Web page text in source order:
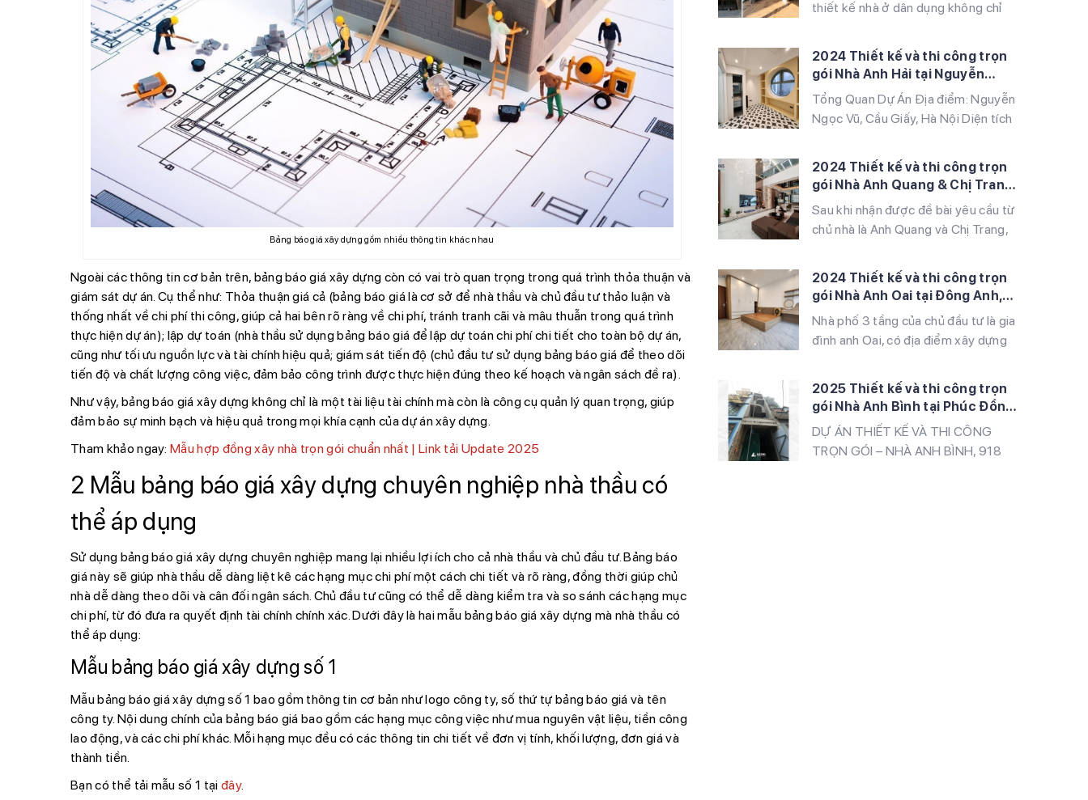
Bảng báo giá xây dựng gồm nhiều thông tin khác nhau
Ngoài các thông tin cơ bản trên, bảng báo giá xây dựng còn có vai trò quan trọng trong quá trình thỏa thuận và
giám sát dự án. Cụ thể như: Thỏa thuận giá cả (bảng báo giá là cơ sở để nhà thầu và chủ đầu tư thảo luận và
thống nhất về chi phí thi công, giúp cả hai bên rõ ràng về chi phí, tránh tranh cãi và mâu thuẫn trong quá trình
thực hiện dự án); lập dự toán (nhà thầu sử dụng bảng báo giá để lập dự toán chi phí chi tiết cho toàn bộ dự án,
cũng như tối ưu nguồn lực và tài chính hiệu quả; giám sát tiến độ (chủ đầu tư sử dụng bảng báo giá để theo dõi
tiến độ và chất lượng công việc, đảm bảo công trình được thực hiện đúng theo kế hoạch và ngân sách đề ra).
Như vậy, bảng báo giá xây dựng không chỉ là một tài liệu tài chính mà còn là công cụ quản lý quan trọng, giúp
đảm bảo sự minh bạch và hiệu quả trong mọi khía cạnh của dự án xây dựng.
Tham khảo ngay:Mẫu hợp đồng xây nhà trọn gói chuẩn nhất | Link tải Update 2025
2 Mẫu bảng báo giá xây dựng chuyên nghiệp nhà thầu có
thể áp dụng
Sử dụng bảng báo giá xây dựng chuyên nghiệp mang lại nhiều lợi ích cho cả nhà thầu và chủ đầu tư. Bảng báo
giá này sẽ giúp nhà thầu dễ dàng liệt kê các hạng mục chi phí một cách chi tiết và rõ ràng, đồng thời giúp chủ
nhà dễ dàng theo dõi và cân đối ngân sách. Chủ đầu tư cũng có thể dễ dàng kiểm tra và so sánh các hạng mục
chi phí, từ đó đưa ra quyết định tài chính chính xác. Dưới đây là hai mẫu bảng báo giá xây dựng mà nhà thầu có
thể áp dụng:
Mẫu bảng báo giá xây dựng số 1
Mẫu bảng báo giá xây dựng số 1 bao gồm thông tin cơ bản như logo công ty, số thứ tự bảng báo giá và tên
công ty. Nội dung chính của bảng báo giá bao gồm các hạng mục công việc như mua nguyên vật liệu, tiền công
lao động, và các chi phí khác. Mỗi hạng mục đều có các thông tin chi tiết về đơn vị tính, khối lượng, đơn giá và
thành tiền.
Bạn có thể tải mẫu số 1 tại đây.
Đây là một trong những […]
thiết kế nhà ở dân dụng không chỉ
chú trọng đến sự tiện nghi, bền
vững. Dự án nhà anh Minh tại Tứ Liên,
Tây Hồ là một minh chứng tiêu biểu
cho sự kết hợp hài hòa giữa nét […]
2024 Thiết kế và thi công trọn
gói Nhà Anh Hải tại Nguyễn
Ngọc Vũ, Cầu Giấy, Hà Nội
Tổng Quan Dự Án Địa điểm: Nguyễn
Ngọc Vũ, Cầu Giấy, Hà Nội Diện tích
5 tầng Phong cách thiết kế: Tối giản
và hiện đại Vật liệu chính: Sàn vân
gỗ, kính cường lực Thời gian thi
công: 5 tháng Ngôi nhà của anh Hải
được […]
2024 Thiết kế và thi công trọn
gói Nhà Anh Quang & Chị Trang
tại Khu Đô Thị Louis Hoàng Mai,
Hà Nội
Sau khi nhận được đề bài yêu cầu từ
chủ nhà là Anh Quang và Chị Trang,
tưởng và bàn giao bản thiết kế hoàn
chỉnh đến tay Chủ đầu tư. Sau khi
được duyệt, chúng tôi đã làm việc
với Ban quản lý Khu đô thị để […]
2024 Thiết kế và thi công trọn
gói Nhà Anh Oai tại Đông Anh,
Hà Nội
Nhà phố 3 tầng của chủ đầu tư là gia
đình anh Oai, có địa điểm xây dựng
trình được xây dựng với thiết kế bao
gồm: Tầng 1: Gara + Phòng khách +
Bếp Tầng 2: 2 Phòng ngủ + 1 WC
Tầng 3: 1 Phòng […]
2025 Thiết kế và thi công trọn
gói Nhà Anh Bình tại Phúc Đồng,
Long Biên, Hà Nội
DỰ ÁN THIẾT KẾ VÀ THI CÔNG
TRỌN GÓI – NHÀ ANH BÌNH, 918